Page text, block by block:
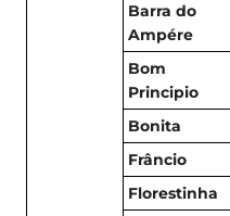
Barra do
Ampére
Bom
Principio
Bonita
Frâncio
Florestinha